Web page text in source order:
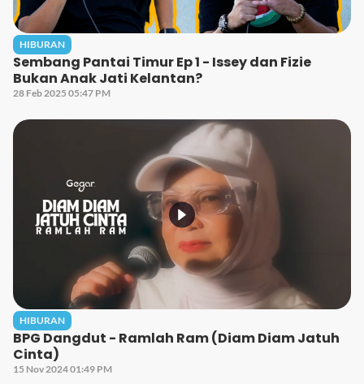
HIBURAN
Sembang Pantai Timur Ep 1 - Issey dan Fizie
Bukan Anak Jati Kelantan?
28 Feb 2025 05:47 PM
HIBURAN
BPG Dangdut - Ramlah Ram (Diam Diam Jatuh
Cinta)
15 Nov 2024 01:49 PM